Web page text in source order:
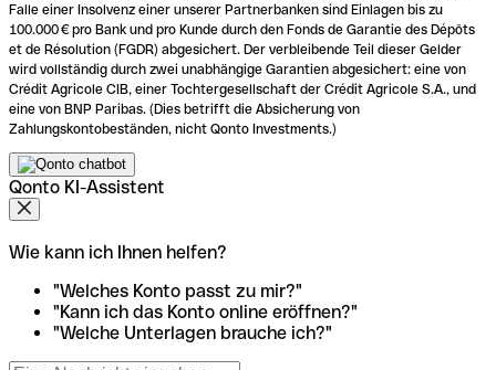
Falle einer Insolvenz einer unserer Partnerbanken sind Einlagen bis zu
100.000 € pro Bank und pro Kunde durch den Fonds de Garantie des Dépôts
et de Résolution (FGDR) abgesichert. Der verbleibende Teil dieser Gelder
wird vollständig durch zwei unabhängige Garantien abgesichert: eine von
Crédit Agricole CIB, einer Tochtergesellschaft der Crédit Agricole S.A., und
eine von BNP Paribas. (Dies betrifft die Absicherung von
Zahlungskontobeständen, nicht Qonto Investments.)
Qonto KI-Assistent
Wie kann ich Ihnen helfen?
"Welches Konto passt zu mir?"
"Kann ich das Konto online eröffnen?"
"Welche Unterlagen brauche ich?"